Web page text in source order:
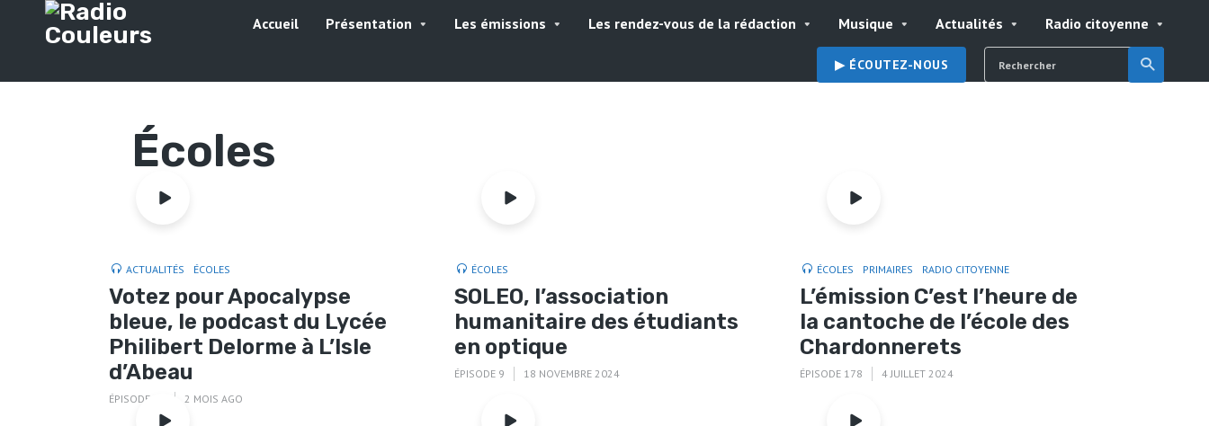
Accueil Présentation Les émissions Les rendez-vous de la rédaction Musique Actualités Radio citoyenne
▶︎ ÉCOUTEZ-NOUS
Écoles
ACTUALITÉS ÉCOLES
Votez pour Apocalypse
bleue, le podcast du Lycée
Philibert Delorme à L’Isle
d’Abeau
ÉPISODE 10 2 MOIS AGO
ÉCOLES
SOLEO, l’association
humanitaire des étudiants
en optique
ÉPISODE 9 18 NOVEMBRE 2024
ÉCOLES PRIMAIRES RADIO CITOYENNE
L’émission C’est l’heure de
la cantoche de l’école des
Chardonnerets
ÉPISODE 178 4 JUILLET 2024